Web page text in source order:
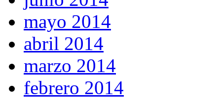
mayo 2014
abril 2014
marzo 2014
febrero 2014